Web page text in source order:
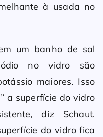
à usada no
um banho de sal
no vidro são
maiores. Isso
a superfície do vidro
diz Schaut.
do vidro fica